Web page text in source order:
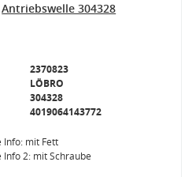
Antriebswelle 304328
2370823
LÖBRO
304328
4019064143772
Info: mit Fett
2: mit Schraube